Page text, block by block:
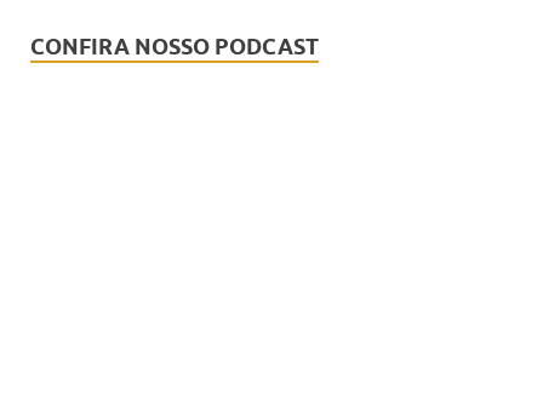
CONFIRA NOSSO PODCAST